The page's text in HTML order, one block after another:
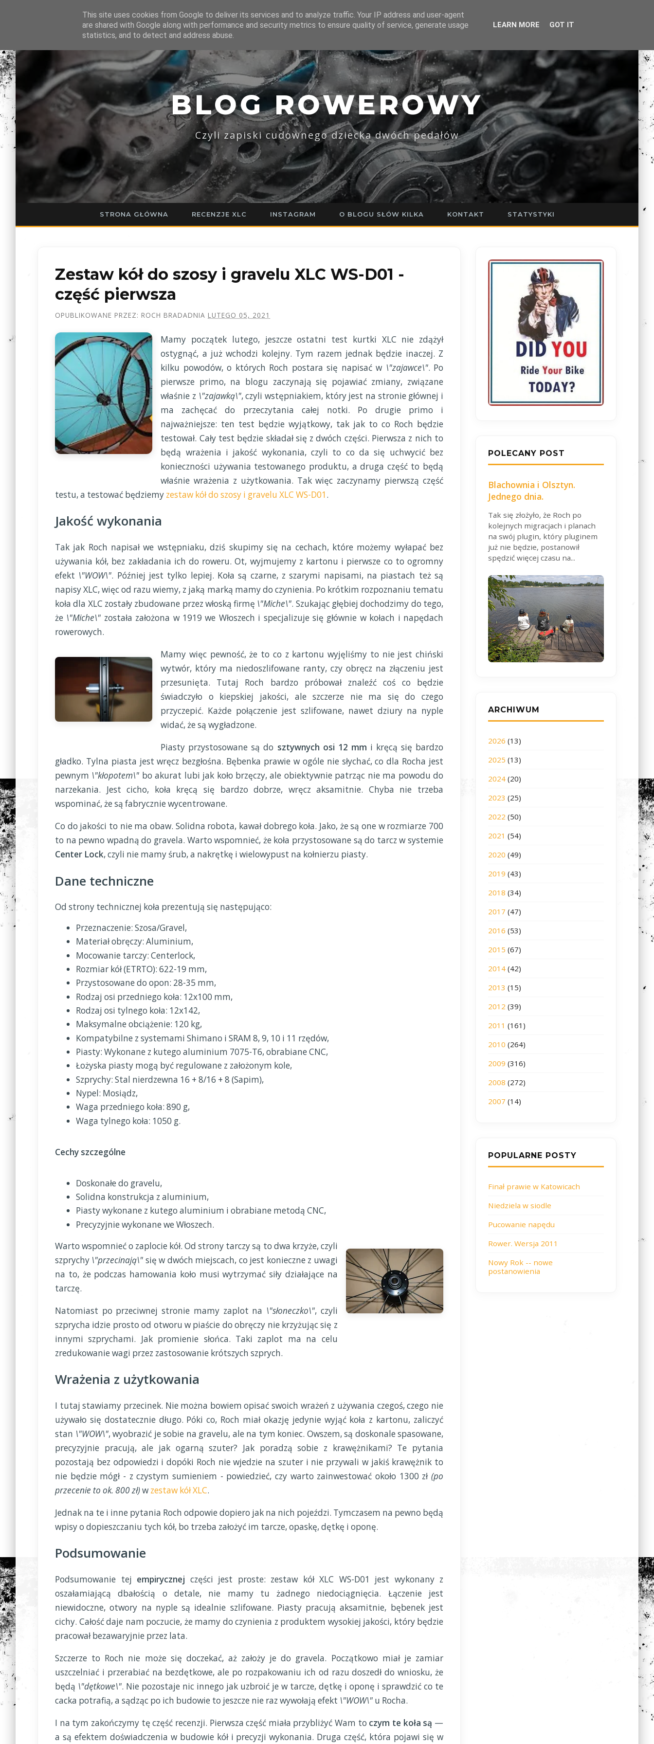
BLOG ROWEROWY
Czyli zapiski cudownego dziecka dwóch pedałów
STRONA GŁÓWNA RECENZJE XLC INSTAGRAM O BLOGU SŁÓW KILKA KONTAKT STATYSTYKI
Zestaw kół do szosy i gravelu XLC WS-D01 -
część pierwsza
OPUBLIKOWANE PRZEZ: ROCH BRADADNIA LUTEGO 05, 2021
Mamy początek lutego, jeszcze ostatni test kurtki XLC nie zdążył
ostygnąć, a już wchodzi kolejny. Tym razem jednak będzie inaczej. Z
kilku powodów, o których Roch postara się napisać w \"zajawce\". Po
pierwsze primo, na blogu zaczynają się pojawiać zmiany, związane
właśnie z \"zajawką\", czyli wstępniakiem, który jest na stronie głównej i
ma zachęcać do przeczytania całej notki. Po drugie primo i
najważniejsze: ten test będzie wyjątkowy, tak jak to co Roch będzie
testował. Cały test będzie składał się z dwóch części. Pierwsza z nich to
będą wrażenia i jakość wykonania, czyli to co da się uchwycić bez
konieczności używania testowanego produktu, a druga część to będą
właśnie wrażenia z użytkowania. Tak więc zaczynamy pierwszą część
testu, a testować będziemy zestaw kół do szosy i gravelu XLC WS-D01.
Jakość wykonania
Tak jak Roch napisał we wstępniaku, dziś skupimy się na cechach, które możemy wyłapać bez
używania kół, bez zakładania ich do roweru. Ot, wyjmujemy z kartonu i pierwsze co to ogromny
efekt \"WOW\". Później jest tylko lepiej. Koła są czarne, z szarymi napisami, na piastach też są
napisy XLC, więc od razu wiemy, z jaką marką mamy do czynienia. Po krótkim rozpoznaniu tematu
koła dla XLC zostały zbudowane przez włoską firmę \"Miche\". Szukając głębiej dochodzimy do tego,
że \"Miche\" została założona w 1919 we Włoszech i specjalizuje się głównie w kołach i napędach
rowerowych.
Mamy więc pewność, że to co z kartonu wyjęliśmy to nie jest chiński
wytwór, który ma niedoszlifowane ranty, czy obręcz na złączeniu jest
przesunięta. Tutaj Roch bardzo próbował znaleźć coś co będzie
świadczyło o kiepskiej jakości, ale szczerze nie ma się do czego
przyczepić. Każde połączenie jest szlifowane, nawet dziury na nyple
widać, że są wygładzone.
Piasty przystosowane są do sztywnych osi 12 mm i kręcą się bardzo
gładko. Tylna piasta jest wręcz bezgłośna. Bębenka prawie w ogóle nie słychać, co dla Rocha jest
pewnym \"kłopotem\" bo akurat lubi jak koło brzęczy, ale obiektywnie patrząc nie ma powodu do
narzekania. Jest cicho, koła kręcą się bardzo dobrze, wręcz aksamitnie. Chyba nie trzeba
wspominać, że są fabrycznie wycentrowane.
Co do jakości to nie ma obaw. Solidna robota, kawał dobrego koła. Jako, że są one w rozmiarze 700
to na pewno wpadną do gravela. Warto wspomnieć, że koła przystosowane są do tarcz w systemie
Center Lock, czyli nie mamy śrub, a nakrętkę i wielowypust na kołnierzu piasty.
Dane techniczne
Od strony technicznej koła prezentują się następująco:
Przeznaczenie: Szosa/Gravel,
Materiał obręczy: Aluminium,
Mocowanie tarczy: Centerlock,
Rozmiar kół (ETRTO): 622-19 mm,
Przystosowane do opon: 28-35 mm,
Rodzaj osi przedniego koła: 12x100 mm,
Rodzaj osi tylnego koła: 12x142,
Maksymalne obciążenie: 120 kg,
Kompatybilne z systemami Shimano i SRAM 8, 9, 10 i 11 rzędów,
Piasty: Wykonane z kutego aluminium 7075-T6, obrabiane CNC,
Łożyska piasty mogą być regulowane z założonym kole,
Szprychy: Stal nierdzewna 16 + 8/16 + 8 (Sapim),
Nypel: Mosiądz,
Waga przedniego koła: 890 g,
Waga tylnego koła: 1050 g.
Cechy szczególne
Doskonałe do gravelu,
Solidna konstrukcja z aluminium,
Piasty wykonane z kutego aluminium i obrabiane metodą CNC,
Precyzyjnie wykonane we Włoszech.
Warto wspomnieć o zaplocie kół. Od strony tarczy są to dwa krzyże, czyli
szprychy \"przecinają\" się w dwóch miejscach, co jest konieczne z uwagi
na to, że podczas hamowania koło musi wytrzymać siły działające na
tarczę.
Natomiast po przeciwnej stronie mamy zaplot na \"słoneczko\", czyli
szprycha idzie prosto od otworu w piaście do obręczy nie krzyżując się z
innymi szprychami. Jak promienie słońca. Taki zaplot ma na celu
zredukowanie wagi przez zastosowanie krótszych szprych.
Wrażenia z użytkowania
I tutaj stawiamy przecinek. Nie można bowiem opisać swoich wrażeń z używania czegoś, czego nie
używało się dostatecznie długo. Póki co, Roch miał okazję jedynie wyjąć koła z kartonu, zaliczyć
stan \"WOW\", wyobrazić je sobie na gravelu, ale na tym koniec. Owszem, są doskonale spasowane,
precyzyjnie pracują, ale jak ogarną szuter? Jak poradzą sobie z krawężnikami? Te pytania
pozostają bez odpowiedzi i dopóki Roch nie wjedzie na szuter i nie przywali w jakiś krawężnik to
nie będzie mógł - z czystym sumieniem - powiedzieć, czy warto zainwestować około 1300 zł (po
przecenie to ok. 800 zł)w zestaw kół XLC.
Jednak na te i inne pytania Roch odpowie dopiero jak na nich pojeździ. Tymczasem na pewno będą
wpisy o dopieszczaniu tych kół, bo trzeba założyć im tarcze, opaskę, dętkę i oponę.
Podsumowanie
Podsumowanie tej empirycznej części jest proste: zestaw kół XLC WS-D01 jest wykonany z
oszałamiającą dbałością o detale, nie mamy tu żadnego niedociągnięcia. Łączenie jest
niewidoczne, otwory na nyple są idealnie szlifowane. Piasty pracują aksamitnie, bębenek jest
cichy. Całość daje nam poczucie, że mamy do czynienia z produktem wysokiej jakości, który będzie
pracował bezawaryjnie przez lata.
Szczerze to Roch nie może się doczekać, aż założy je do gravela. Początkowo miał je zamiar
uszczelniać i przerabiać na bezdętkowe, ale po rozpakowaniu ich od razu doszedł do wniosku, że
będą \"dętkowe\". Nie pozostaje nic innego jak uzbroić je w tarcze, dętkę i oponę i sprawdzić co te
cacka potrafią, a sądząc po ich budowie to jeszcze nie raz wywołają efekt \"WOW\" u Rocha.
I na tym zakończymy tę część recenzji. Pierwsza część miała przybliżyć Wam to czym te koła są —
a są efektem doświadczenia w budowie kół i precyzji wykonania. Druga część, która pojawi się w
POLECANY POST
Blachownia i Olsztyn.
Jednego dnia.
Tak się złożyło, że Roch po
kolejnych migracjach i planach
na swój plugin, który pluginem
już nie będzie, postanowił
spędzić więcej czasu na...
ARCHIWUM
2026 (13)
2025 (13)
2024 (20)
2023 (25)
2022 (50)
2021 (54)
2020 (49)
2019 (43)
2018 (34)
2017 (47)
2016 (53)
2015 (67)
2014 (42)
2013 (15)
2012 (39)
2011 (161)
2010 (264)
2009 (316)
2008 (272)
2007 (14)
POPULARNE POSTY
Finał prawie w Katowicach
Niedziela w siodle
Pucowanie napędu
Rower. Wersja 2011
Nowy Rok -- nowe
postanowienia
This site uses cookies from Google to deliver its services and to analyze traffic. Your IP address and user-agent
are shared with Google along with performance and security metrics to ensure quality of service, generate usage
statistics, and to detect and address abuse.
LEARN MORE GOT IT